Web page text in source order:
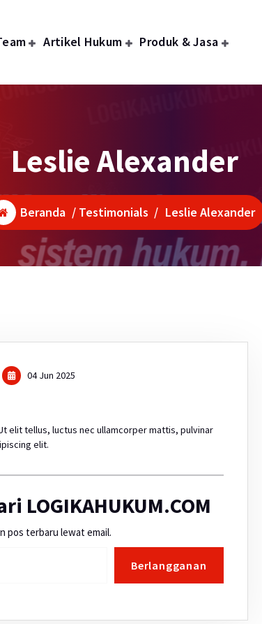
Artikel Hukum Produk & Jasa
Leslie Alexander
Beranda / Testimonials / Leslie Alexander
04 Jun 2025
elit tellus, luctus nec ullamcorper mattis, pulvinar
elit.
LOGIKAHUKUM.COM
pos terbaru lewat email.
Berlangganan